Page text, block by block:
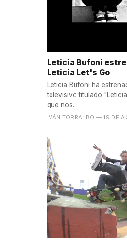
Leticia Bufoni
Leticia Let's Go
Leticia Bufoni ha
televisivo titulado
que nos...
IVÁN TORRALBO — 19 DE